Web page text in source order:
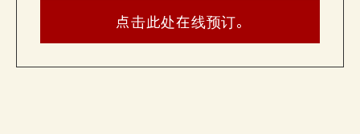
点击此处在线预订。